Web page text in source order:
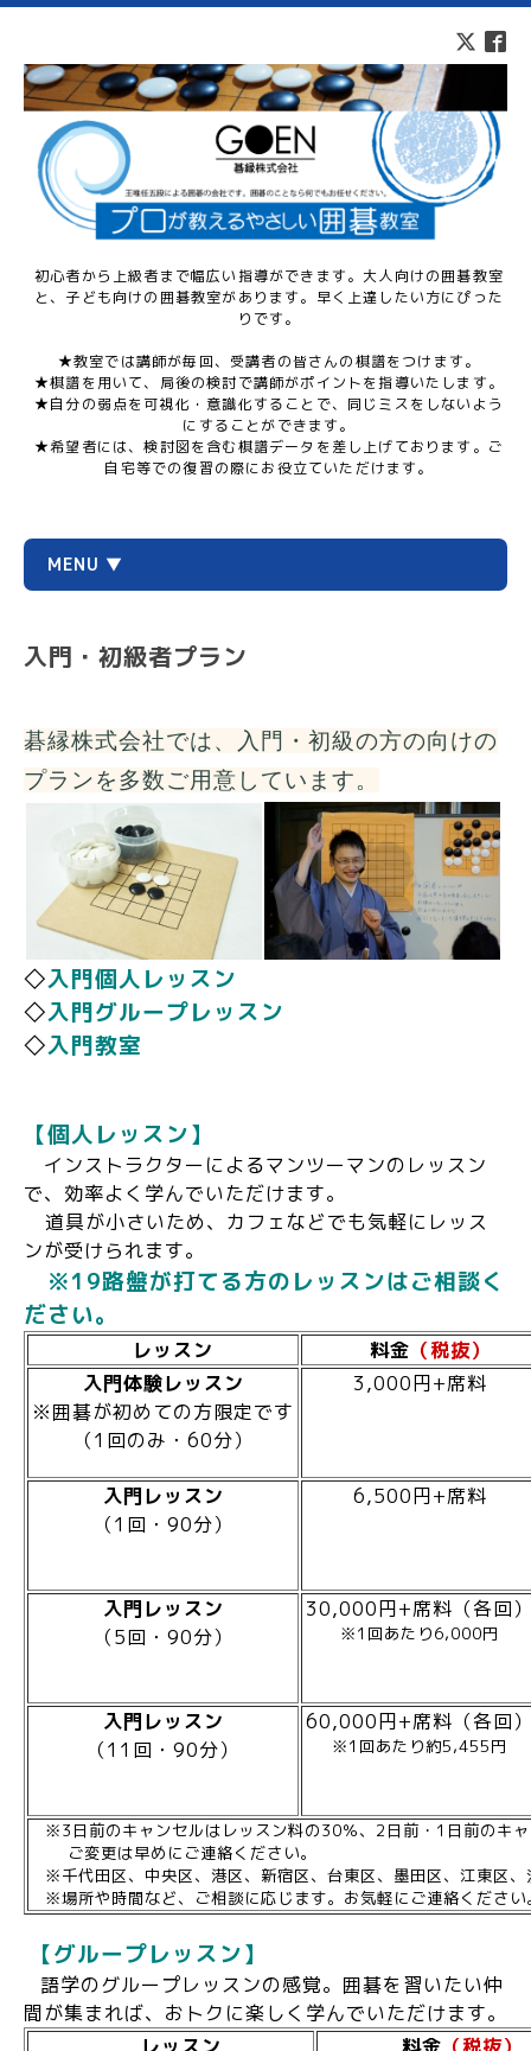
初心者から上級者まで幅広い指導ができます。大人向けの囲碁教室
と、子ども向けの囲碁教室があります。早く上達したい方にぴった
りです。
★教室では講師が毎回、受講者の皆さんの棋譜をつけます。
★棋譜を用いて、局後の検討で講師がポイントを指導いたします。
★自分の弱点を可視化・意識化することで、同じミスをしないよう
にすることができます。
★希望者には、検討図を含む棋譜データを差し上げております。ご
自宅等での復習の際にお役立ていただけます。
MENU ▼
入門・初級者プラン
碁縁株式会社では、入門・初級の方の向けの
プランを多数ご用意しています。
◇入門個人レッスン
◇入門グループレッスン
◇入門教室
【個人レッスン】
インストラクターによるマンツーマンのレッスン
で、効率よく学んでいただけます。
道具が小さいため、カフェなどでも気軽にレッス
ンが受けられます。
※19路盤が打てる方のレッスンはご相談く
ださい。
レッスン 料金 （税抜）
入門体験レッスン
※囲碁が初めての方限定です
（1回のみ・60分）
3,000円+席料
入門レッスン
（1回・90分）
6,500円+席料
入門レッスン
（5回・90分）
30,000円+席料（各回
※1回あたり6,000円
入門レッスン
（11回・90分）
60,000円+席料（各回
※1回あたり約5,455円
※3日前のキャンセルはレッスン料の30％、2日前・1日前のキ
ご変更は早めにご連絡ください。
※千代田区、中央区、港区、新宿区、台東区、墨田区、江東区
※場所や時間など、ご相談に応じます。お気軽にご連絡ください
【グループレッスン】
語学のグループレッスンの感覚。囲碁を習いたい仲
間が集まれば、おトクに楽しく学んでいただけます。